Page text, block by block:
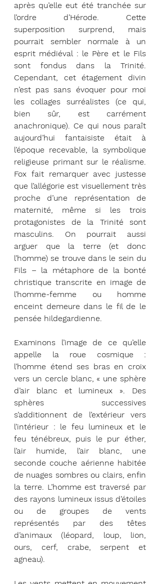
après qu’elle eut été tranchée sur
l’ordre d’Hérode. Cette
superposition surprend, mais
pourrait sembler normale à un
esprit médiéval : le Père et le Fils
sont fondus dans la Trinité.
Cependant, cet étagement divin
n’est pas sans évoquer pour moi
les collages surréalistes (ce qui,
bien sûr, est carrément
anachronique). Ce qui nous paraît
aujourd’hui fantaisiste était à
l’époque recevable, la symbolique
religieuse primant sur le réalisme.
Fox fait remarquer avec justesse
que l’allégorie est visuellement très
proche d’une représentation de
maternité, même si les trois
protagonistes de la Trinité sont
masculins. On pourrait aussi
arguer que la terre (et donc
l’homme) se trouve dans le sein du
Fils – la métaphore de la bonté
christique transcrite en image de
l’homme-femme ou homme
enceint demeure dans le fil de le
pensée hildegardienne.
Examinons l’image de ce qu’elle
appelle la roue cosmique :
l’homme étend ses bras en croix
vers un cercle blanc, « une sphère
d’air blanc et lumineux ». Des
sphères successives
s’additionnent de l’extérieur vers
l’intérieur : le feu lumineux et le
feu ténébreux, puis le pur éther,
l’air humide, l’air blanc, une
seconde couche aérienne habitée
de nuages sombres ou clairs, enfin
la terre. L’homme est traversé par
des rayons lumineux issus d’étoiles
ou de groupes de vents
représentés par des têtes
d’animaux (léopard, loup, lion,
ours, cerf, crabe, serpent et
agneau).